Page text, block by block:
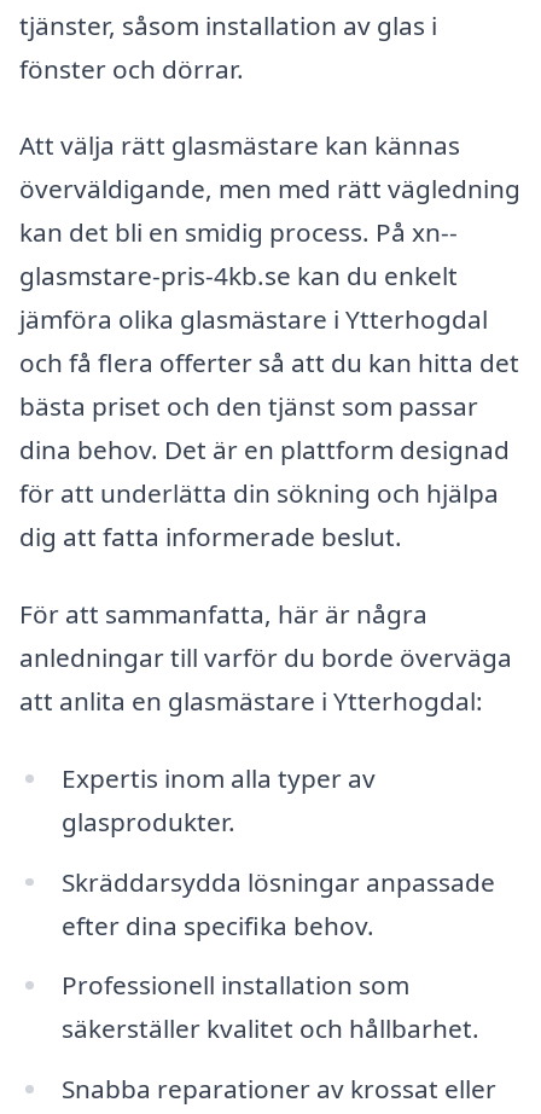
tjänster, såsom installation av glas i
fönster och dörrar.
Att välja rätt glasmästare kan kännas
överväldigande, men med rätt vägledning
kan det bli en smidig process. På xn--
glasmstare-pris-4kb.se kan du enkelt
jämföra olika glasmästare i Ytterhogdal
och få flera offerter så att du kan hitta det
bästa priset och den tjänst som passar
dina behov. Det är en plattform designad
för att underlätta din sökning och hjälpa
dig att fatta informerade beslut.
För att sammanfatta, här är några
anledningar till varför du borde överväga
att anlita en glasmästare i Ytterhogdal:
Expertis inom alla typer av
glasprodukter.
Skräddarsydda lösningar anpassade
efter dina specifika behov.
Professionell installation som
säkerställer kvalitet och hållbarhet.
Snabba reparationer av krossat eller